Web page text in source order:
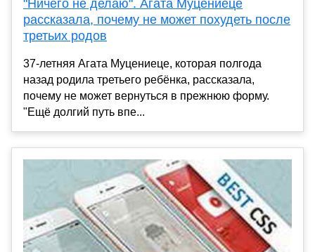
"Ничего не делаю". Агата Муцениеце
рассказала, почему не может похудеть после
третьих родов
37-летняя Агата Муцениеце, которая полгода
назад родила третьего ребёнка, рассказала,
почему не может вернуться в прежнюю форму.
"Ещё долгий путь впе...